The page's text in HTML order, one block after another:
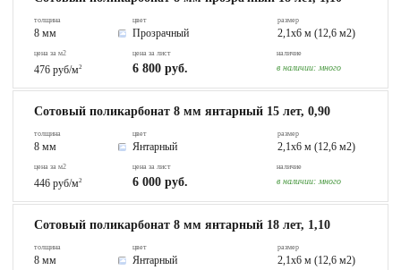
толщина
8 мм
цвет
Прозрачный
размер
2,1х6 м (12,6 м2)
цена за м2
476 руб/м2
цена за лист
6 800 руб.
наличие
в наличии: много
Сотовый поликарбонат 8 мм янтарный 15 лет, 0,90
толщина
8 мм
цвет
Янтарный
размер
2,1х6 м (12,6 м2)
цена за м2
446 руб/м2
цена за лист
6 000 руб.
наличие
в наличии: много
Сотовый поликарбонат 8 мм янтарный 18 лет, 1,10
толщина
8 мм
цвет
Янтарный
размер
2,1х6 м (12,6 м2)